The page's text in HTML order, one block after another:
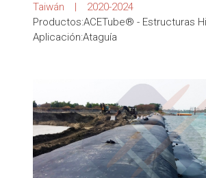
Taiwán | 2020-2024
Productos:ACETube® - Estructuras
Aplicación:Ataguía